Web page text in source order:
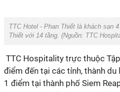
TTC Hotel - Phan Thiết là khách sạn
Thiết với 14 tầng. (Nguồn: TTC
TTC Hospitality trực thuộc
điểm đến tại các tỉnh, thành
1 điểm tại thành phố Siem